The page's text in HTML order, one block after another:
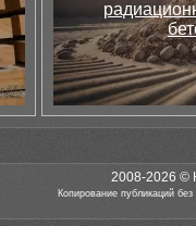
2008-2026 ©
Копирование публикаций